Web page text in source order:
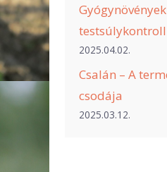
2025.04.02.
Csalán – A
csodája
2025.03.12.